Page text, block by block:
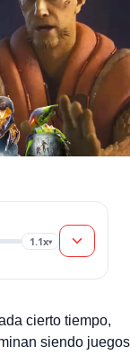
1.1x▾
cierto tiempo,
siendo juegos